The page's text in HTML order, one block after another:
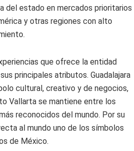
del estado en mercados prioritarios
y otras regiones con alto
que ofrece la entidad
principales atributos. Guadalajara
cultural, creativo y de negocios,
Vallarta se mantiene entre los
reconocidos del mundo. Por su
al mundo uno de los símbolos
de México.